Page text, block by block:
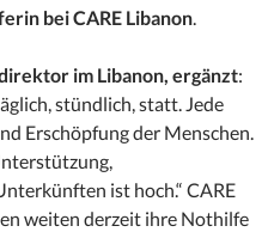
bei CARE Libanon.
im Libanon, ergänzt:
stündlich, statt. Jede
Erschöpfung der Menschen.
ist hoch.“ CARE
weiten derzeit ihre Nothilfe